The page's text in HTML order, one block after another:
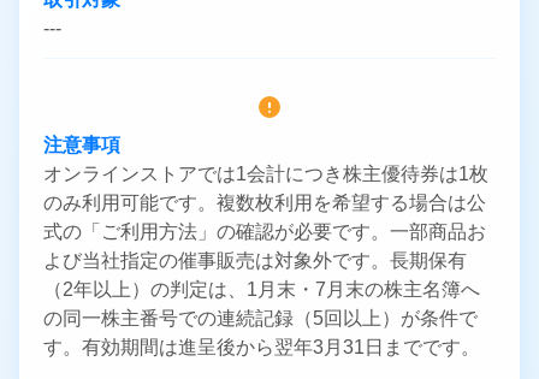
---
注意事項
オンラインストアでは1会計につき株主優待券は1枚
のみ利用可能です。複数枚利用を希望する場合は公
式の「ご利用方法」の確認が必要です。一部商品お
よび当社指定の催事販売は対象外です。長期保有
（2年以上）の判定は、1月末・7月末の株主名簿へ
の同一株主番号での連続記録（5回以上）が条件で
す。有効期間は進呈後から翌年3月31日までです。